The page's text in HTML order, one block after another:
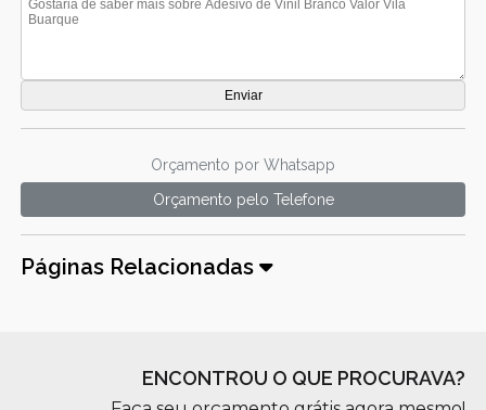
Orçamento por Whatsapp
Orçamento pelo Telefone
Páginas Relacionadas
ENCONTROU O QUE PROCURAVA?